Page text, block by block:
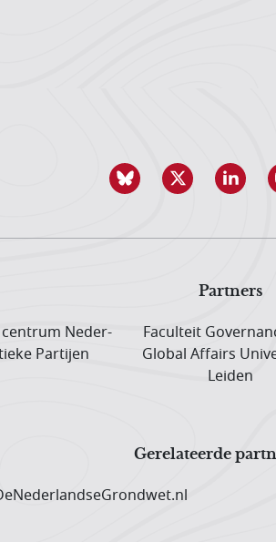
Partners
Neder­
Partijen
Faculteit
Global Affairs
Leiden
Gerelateerde